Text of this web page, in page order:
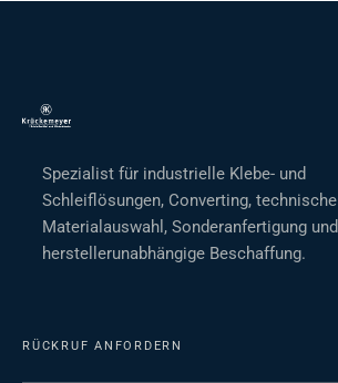
Spezialist für industrielle Klebe- und
Schleiflösungen, Converting, technische
Materialauswahl, Sonderanfertigung und
herstellerunabhängige Beschaffung.
RÜCKRUF ANFORDERN